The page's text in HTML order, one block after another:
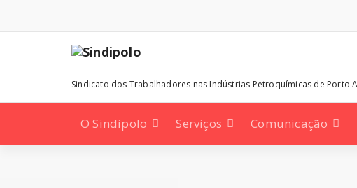
o
Sindicato dos Trabalhadores nas Indústrias Petroquímicas de Porto
O Sindipolo Serviços Comunicação